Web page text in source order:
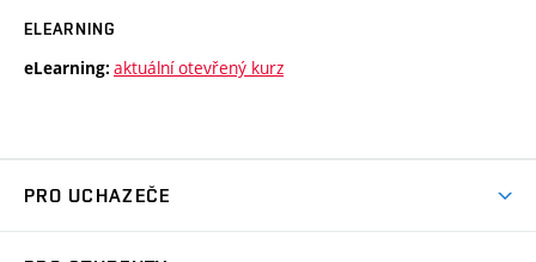
ELEARNING
eLearning: aktuální otevřený kurz
PRO UCHAZEČE